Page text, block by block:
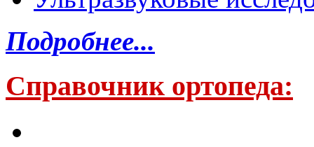
Подробнее...
Справочник ортопеда: